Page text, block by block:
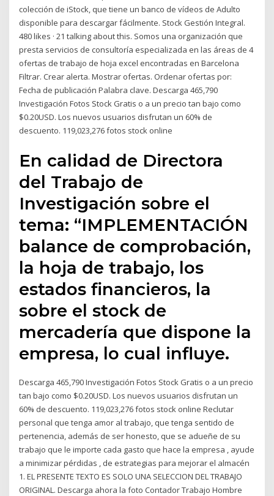
colección de iStock, que tiene un banco de vídeos de Adulto
disponible para descargar fácilmente. Stock Gestión Integral.
480 likes · 21 talking about this. Somos una organización que
presta servicios de consultoría especializada en las áreas de 4
ofertas de trabajo de hoja excel encontradas en Barcelona
Filtrar. Crear alerta. Mostrar ofertas. Ordenar ofertas por:
Fecha de publicación Palabra clave. Descarga 465,790
Investigación Fotos Stock Gratis o a un precio tan bajo como
$0.20USD. Los nuevos usuarios disfrutan un 60% de
descuento. 119,023,276 fotos stock online
En calidad de Directora
del Trabajo de
Investigación sobre el
tema: “IMPLEMENTACIÓN
balance de comprobación,
la hoja de trabajo, los
estados financieros, la
sobre el stock de
mercadería que dispone la
empresa, lo cual influye.
Descarga 465,790 Investigación Fotos Stock Gratis o a un precio
tan bajo como $0.20USD. Los nuevos usuarios disfrutan un
60% de descuento. 119,023,276 fotos stock online Reclutar
personal que tenga amor al trabajo, que tenga sentido de
pertenencia, además de ser honesto, que se adueñe de su
trabajo que le importe cada gasto que hace la empresa , ayude
a minimizar pérdidas , de estrategias para mejorar el almacén
1. EL PRESENTE TEXTO ES SOLO UNA SELECCION DEL TRABAJO
ORIGINAL. Descarga ahora la foto Contador Trabajo Hombre